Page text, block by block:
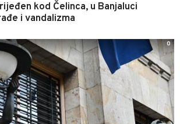
kod Čelinca, u Banjaluci
i vandalizma
0